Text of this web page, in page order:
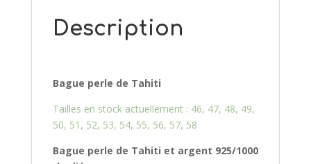
Description
Bague perle de Tahiti
Tailles en stock actuellement : 46, 47, 48, 49,
50, 51, 52, 53, 54, 55, 56, 57, 58
Bague perle de Tahiti et argent 925/1000